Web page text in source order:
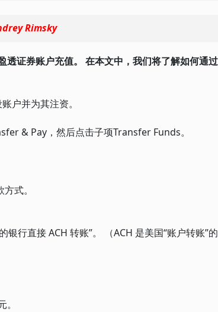
Rimsky
证券账户充值。 在本文中，我们将了解如何通
户并为其注资。
& Pay，然后点击子项Transfer Funds。
式。
行直接 ACH 转账”。 （ACH 是美国“账户转账”